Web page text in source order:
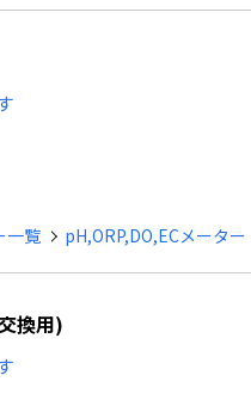
一覧 pH,ORP,DO,ECメーター
換用)